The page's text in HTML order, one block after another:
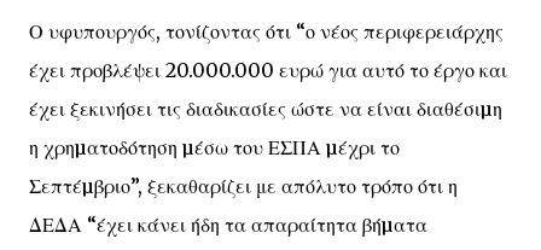
Ο υφυπουργός, τονίζοντας ότι “ο νέος περιφερειάρχης
έχει προβλέψει 20.000.000 ευρώ για αυτό το έργο και
έχει ξεκινήσει τις διαδικασίες ώστε να είναι διαθέσιµη
η χρηµατοδότηση µέσω του ΕΣΠΑ µέχρι το
Σεπτέµβριο”, ξεκαθαρίζει με απόλυτο τρόπο ότι η
ΔΕΔΑ “έχει κάνει ήδη τα απαραίτητα βήµατα